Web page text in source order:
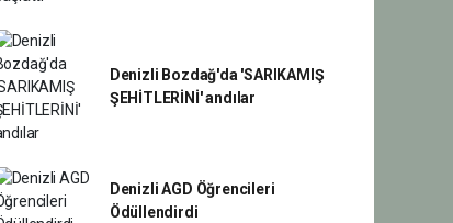
Denizli Bozdağ'da 'SARIKAMIŞ
ŞEHİTLERİNİ' andılar
Denizli AGD Öğrencileri
Ödüllendirdi